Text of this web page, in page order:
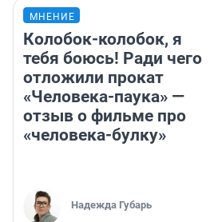
МНЕНИЕ
Колобок-колобок, я
тебя боюсь! Ради чего
отложили прокат
«Человека-паука» —
отзыв о фильме про
«человека-булку»
Надежда Губарь